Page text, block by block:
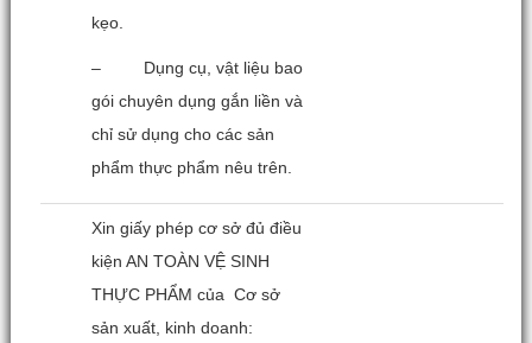
kẹo.
– Dụng cụ, vật liệu bao
gói chuyên dụng gắn liền và
chỉ sử dụng cho các sản
phẩm thực phẩm nêu trên.
Xin giấy phép cơ sở đủ điều
kiện AN TOÀN VỆ SINH
THỰC PHẨM của Cơ sở
sản xuất, kinh doanh: